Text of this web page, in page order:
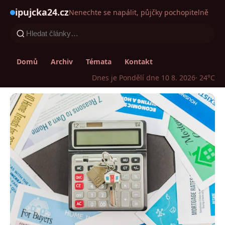
ipujcka24.czNenechte se napálit, půjčky pochopitelně
Domů Archiv Témata
Kontakt
Dnes je Pondělí dne 10 8. 2026· 24°C